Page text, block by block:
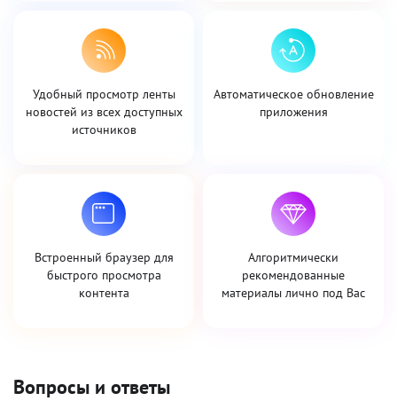
Удобный просмотр ленты
новостей из всех доступных
источников
Автоматическое обновление
приложения
Встроенный браузер для
быстрого просмотра
контента
Алгоритмически
рекомендованные
материалы лично под Вас
Вопросы и ответы